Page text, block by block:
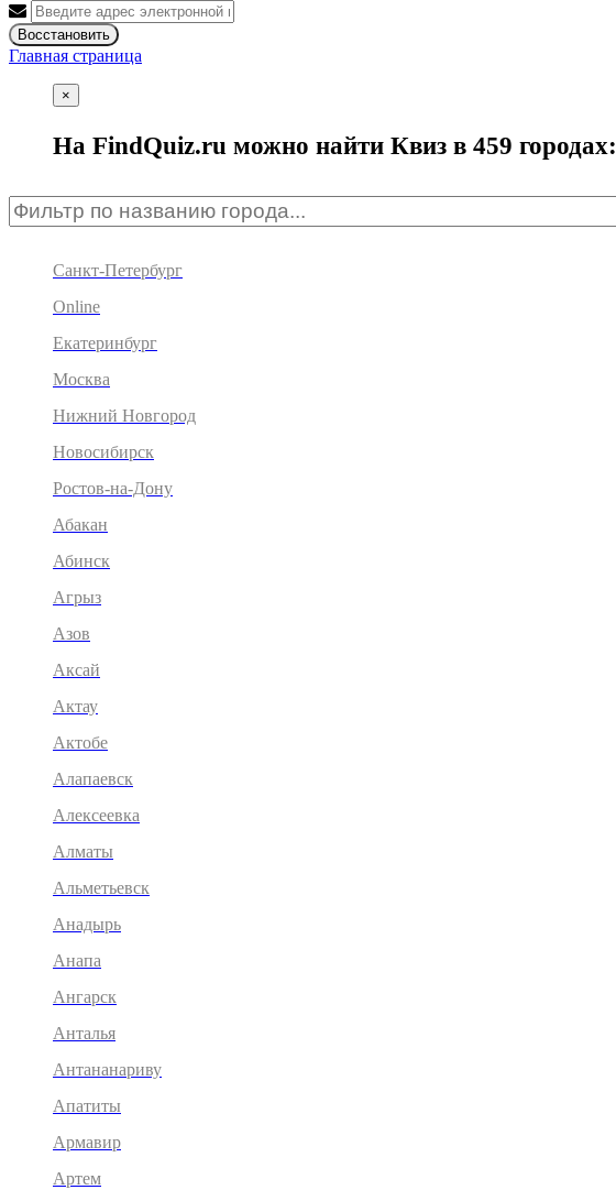
Восстановить
Главная страница
×
На FindQuiz.ru можно найти Квиз в 459 городах:
Санкт-Петербург
Online
Екатеринбург
Москва
Нижний Новгород
Новосибирск
Ростов-на-Дону
Абакан
Абинск
Агрыз
Азов
Аксай
Актау
Актобе
Алапаевск
Алексеевка
Алматы
Альметьевск
Анадырь
Анапа
Ангарск
Анталья
Антананариву
Апатиты
Армавир
Артем